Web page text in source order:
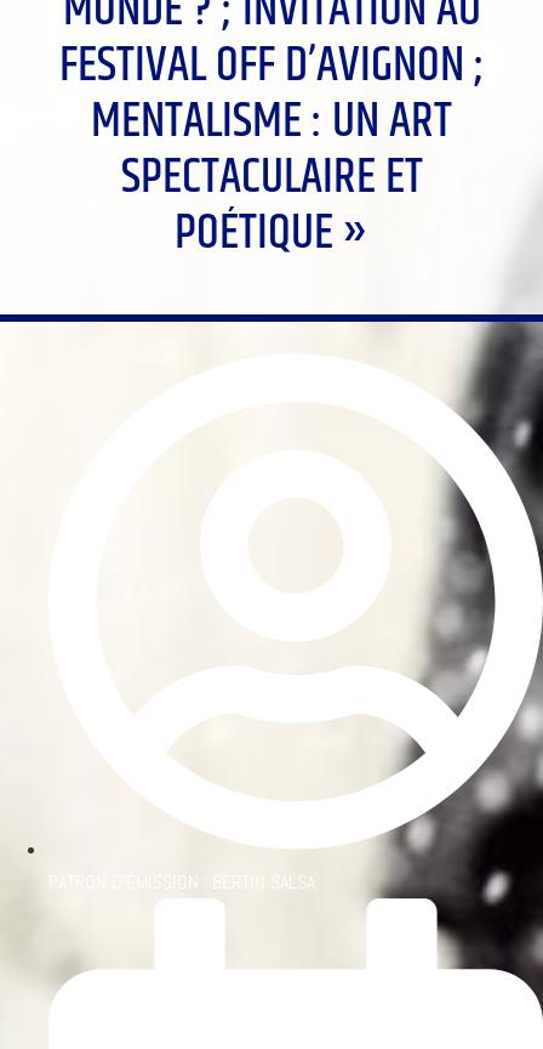
FESTIVAL OFF D’AVIGNON ;
MENTALISME : UN ART
SPECTACULAIRE ET
POÉTIQUE »
PATRON D'ÉMISSION : BERTIN SALSA